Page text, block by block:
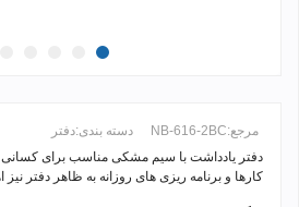
مرجع:NB-616-2BC دسته بندی:دفتر
دفتر یادداشت با سیم مشکی مناسب برای کسانی
کارها و برنامه ریزی های روزانه به ظاهر دفتر